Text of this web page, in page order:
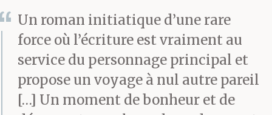
dedans.
Les tantes s’agitent
autour de toi. Au village,
Un roman initiatique d’une rare
force où l’écriture est vraiment au
service du personnage principal et
propose un voyage à nul autre pareil
[…] Un moment de bonheur et de